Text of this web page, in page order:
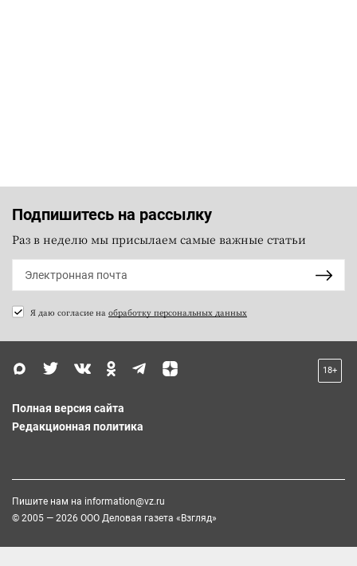
Подпишитесь на рассылку
Раз в неделю мы присылаем самые важные статьи
Я даю согласие на обработку персональных данных
18+
Полная версия сайта
Редакционная политика
Пишите нам на information@vz.ru
© 2005 — 2026 ООО Деловая газета «Взгляд»